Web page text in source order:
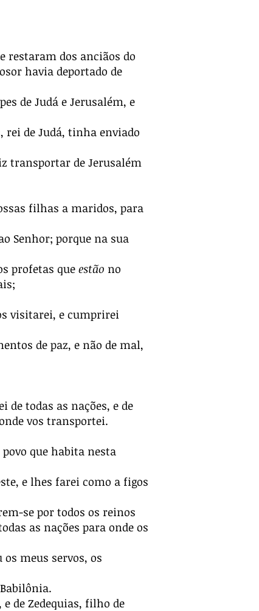
restaram dos anciãos do
havia deportado de
de Judá e Jerusalém, e
rei de Judá, tinha enviado
transportar de Jerusalém
filhas a maridos, para
Senhor; porque na sua
profetas que estão no
visitarei, e cumprirei
de paz, e não de mal,
de todas as nações, e de
vos transportei.
que habita nesta
e lhes farei como a figos
se por todos os reinos
as nações para onde os
meus servos, os
de Zedequias, filho de